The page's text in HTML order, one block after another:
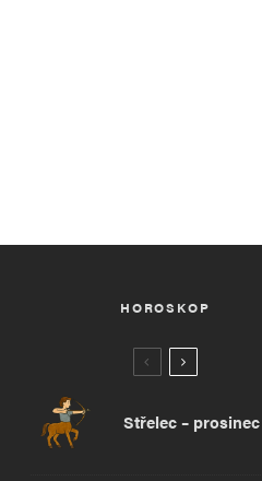
HOROSKOP
Střelec – prosinec